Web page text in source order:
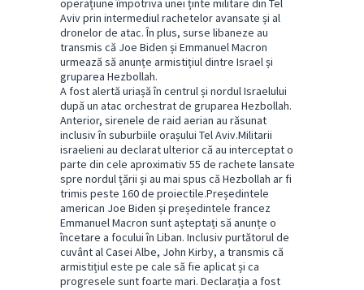
operațiune împotriva unei ținte militare din Tel
Aviv prin intermediul rachetelor avansate și al
dronelor de atac. În plus, surse libaneze au
transmis că Joe Biden și Emmanuel Macron
urmează să anunțe armistițiul dintre Israel și
gruparea Hezbollah.
A fost alertă uriașă în centrul și nordul Israelului
după un atac orchestrat de gruparea Hezbollah.
Anterior, sirenele de raid aerian au răsunat
inclusiv în suburbiile orașului Tel Aviv.Militarii
israelieni au declarat ulterior că au interceptat o
parte din cele aproximativ 55 de rachete lansate
spre nordul țării și au mai spus că Hezbollah ar fi
trimis peste 160 de proiectile.Președintele
american Joe Biden și președintele francez
Emmanuel Macron sunt așteptați să anunțe o
încetare a focului în Liban. Inclusiv purtătorul de
cuvânt al Casei Albe, John Kirby, a transmis că
armistițiul este pe cale să fie aplicat și ca
progresele sunt foarte mari. Declarația a fost